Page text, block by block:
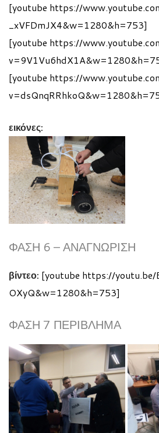
[youtube https://
_xVFDmJX4&w=1280&h=753]
[youtube https://
[youtube https://
εικόνες:
ΦΆΣΗ 6 – ΑΝΑΓΝΏΡΙΣΗ
βίντεο: [youtube https://
OXyQ&w=1280&h=753]
ΦΆΣΗ 7 ΠΕΡΊΒΛΗΜΑ